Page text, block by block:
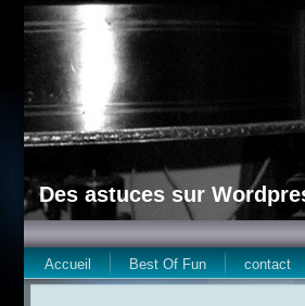
Des astuces sur
Accueil Best Of Fun contact